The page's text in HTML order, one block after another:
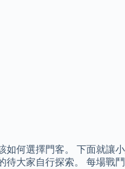
何選擇門客。 下面就
大家自行探索。 每場戰